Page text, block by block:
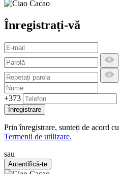
Înregistrați-vă
+373
Înregistrare
Prin înregistrare, sunteți de acord cu
Termenii de utilizare.
sau
Autentifică-te